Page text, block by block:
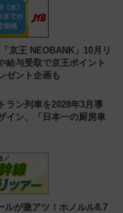
京王 NEOBANK」10月リ
給与受取で京王ポイント
ゼント企画も
ラン列車を2028年3月導
イン、「日本一の厨房車
ルが激アツ！ホノルル8.7